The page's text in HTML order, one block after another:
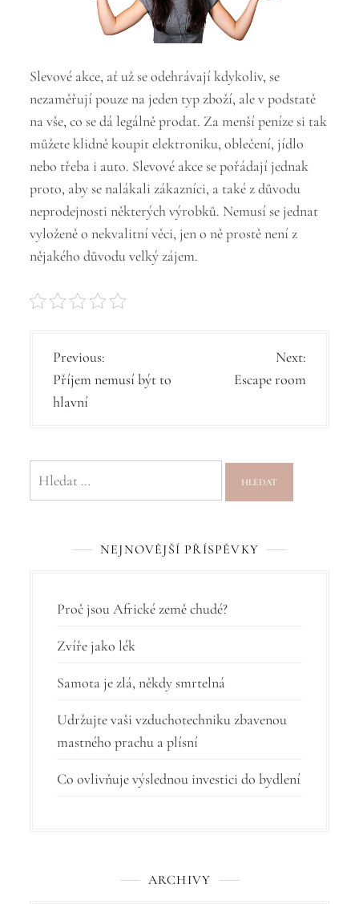
Slevové akce, ať už se odehrávají kdykoliv, se
nezaměřují pouze na jeden typ zboží, ale v podstatě
na vše, co se dá legálně prodat. Za menší peníze si tak
můžete klidně koupit elektroniku, oblečení, jídlo
nebo třeba i auto. Slevové akce se pořádají jednak
proto, aby se nalákali zákazníci, a také z důvodu
neprodejnosti některých výrobků. Nemusí se jednat
vyloženě o nekvalitní věci, jen o ně prostě není z
nějakého důvodu velký zájem.
N
a
v
a
r
o
ř
í
s
p
Previous:
Příjem nemusí být to
hlavní
Next:
Escape room
Vyhledávání
NEJNOVĚJŠÍ PŘÍSPĚVKY
Proč jsou Africké země chudé?
Zvíře jako lék
Samota je zlá, někdy smrtelná
Udržujte vaši vzduchotechniku zbavenou
mastného prachu a plísní
Co ovlivňuje výslednou investici do bydlení
ARCHIVY